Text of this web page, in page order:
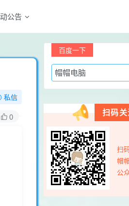
公告
私信
0
付费资源
8
免费
温馨提示：虚拟软件资源具
请确认是否需要，购买后概不
登录
最新评论
百度一下
扫码
扫
帽
公